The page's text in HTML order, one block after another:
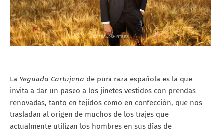
La Yeguada Cartujana de pura raza española es la que
invita a dar un paseo a los jinetes vestidos con prendas
renovadas, tanto en tejidos como en confección, que nos
trasladan al origen de muchos de los trajes que
actualmente utilizan los hombres en sus días de